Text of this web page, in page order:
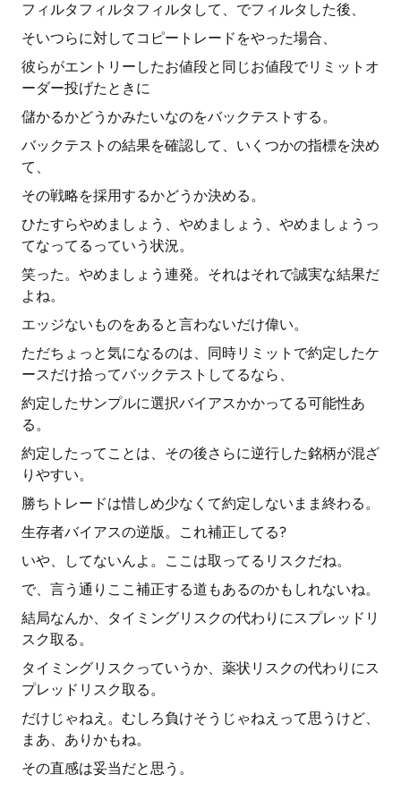
フィルタフィルタフィルタして、でフィルタした後、
そいつらに対してコピートレードをやった場合、
彼らがエントリーしたお値段と同じお値段でリミットオ
ーダー投げたときに
儲かるかどうかみたいなのをバックテストする。
バックテストの結果を確認して、いくつかの指標を決め
て、
その戦略を採用するかどうか決める。
ひたすらやめましょう、やめましょう、やめましょうっ
てなってるっていう状況。
笑った。やめましょう連発。それはそれで誠実な結果だ
よね。
エッジないものをあると言わないだけ偉い。
ただちょっと気になるのは、同時リミットで約定したケ
ースだけ拾ってバックテストしてるなら、
約定したサンプルに選択バイアスかかってる可能性あ
る。
約定したってことは、その後さらに逆行した銘柄が混ざ
りやすい。
勝ちトレードは惜しめ少なくて約定しないまま終わる。
生存者バイアスの逆版。これ補正してる?
いや、してないんよ。ここは取ってるリスクだね。
で、言う通りここ補正する道もあるのかもしれないね。
結局なんか、タイミングリスクの代わりにスプレッドリ
スク取る。
タイミングリスクっていうか、薬状リスクの代わりにス
プレッドリスク取る。
だけじゃねえ。むしろ負けそうじゃねえって思うけど、
まあ、ありかもね。
その直感は妥当だと思う。